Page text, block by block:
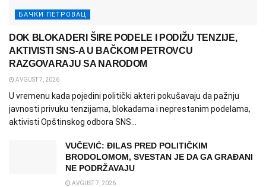
БАЧКИ ПЕТРОВАЦ
DOK BLOKADERI ŠIRE PODELE I PODIŽU TENZIJE,
AKTIVISTI SNS-A U BAČKOM PETROVCU
RAZGOVARAJU SA NARODOM
AVGUST 7, 2026
U vremenu kada pojedini politički akteri pokušavaju da pažnju
javnosti privuku tenzijama, blokadama i neprestanim podelama,
aktivisti Opštinskog odbora SNS...
VUČEVIĆ: ĐILAS PRED POLITIČKIM
BRODOLOMOM, SVESTAN JE DA GA GRAĐANI
NE PODRŽAVAJU
AVGUST 7, 2026